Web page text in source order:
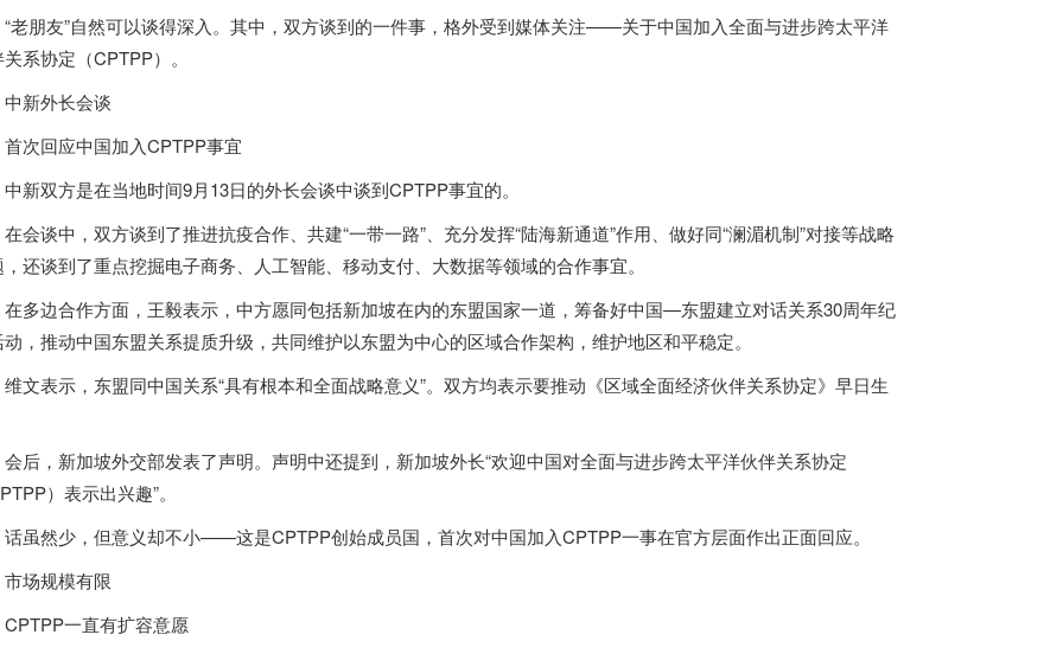
“老朋友”自然可以谈得深入。其中，双方谈到的一件事，格外受到媒体关注——关于中国加入全面与进步跨太平洋
系协定 （CPTPP） 。
中新外长会谈
首次回应中国加入CPTPP事宜
中新双方是在当地时间9月13日的外长会谈中谈到CPTPP事宜的。
在会谈中，双方谈到了推进抗疫合作、共建“一带一路”、充分发挥“陆海新通道”作用、做好同“澜湄机制”对接等战略
，还谈到了重点挖掘电子商务、人工智能、移动支付、大数据等领域的合作事宜。
在多边合作方面，王毅表示，中方愿同包括新加坡在内的东盟国家一道，筹备好中国—东盟建立对话关系30周年纪
，推动中国东盟关系提质升级，共同维护以东盟为中心的区域合作架构，维护地区和平稳定。
维文表示，东盟同中国关系“具有根本和全面战略意义”。双方均表示要推动《区域全面经济伙伴关系协定》早日生
会后， 新加坡外交部发表了声明。声明中还提到， 新加坡外长“欢迎中国对全面与进步跨太平洋伙伴关系协定
） 表示出兴趣”。
话虽然少，但意义却不小——这是CPTPP创始成员国，首次对中国加入CPTPP一事在官方层面作出正面回应。
市场规模有限
CPTPP一直有扩容意愿